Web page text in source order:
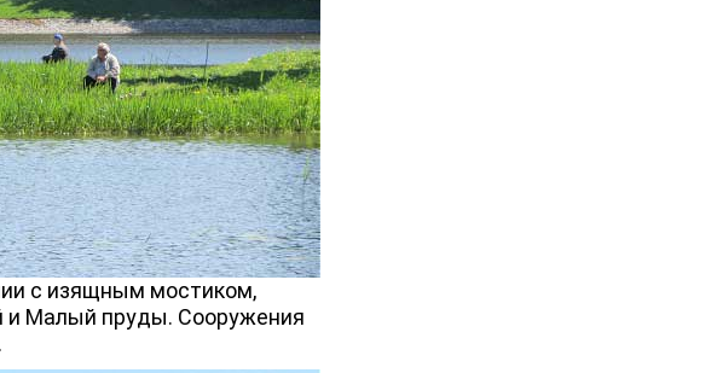
с изящным мостиком,
и Малый пруды. Сооружения